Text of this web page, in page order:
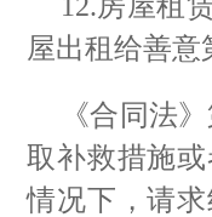
屋出租给善
《合同法
取补救措施
情况下，请